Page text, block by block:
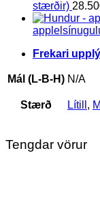
stærðir)
Frekari
Mál (L-B-H) N/A
Stærð Lítill ,
Tengdar vörur